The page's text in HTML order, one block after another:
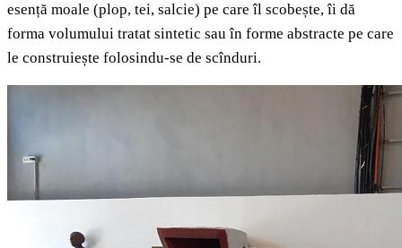
esență moale (plop, tei, salcie) pe care îl scobește, îi dă
forma volumului tratat sintetic sau în forme abstracte pe care
le construiește folosindu-se de scînduri.